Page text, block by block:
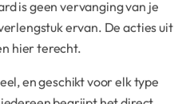
is geen vervanging van je
ervan. De acties uit
hier terecht.
en geschikt voor elk type